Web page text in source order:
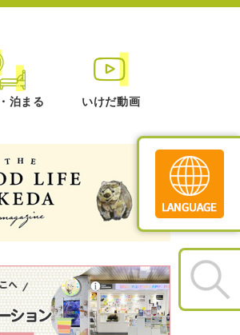
泊まる いけだ動画
Translate
»